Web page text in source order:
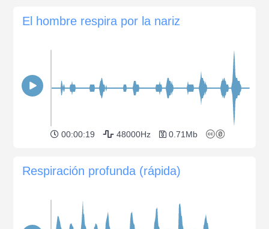
El hombre respira por la nariz
00:00:19 48000Hz 0.71Mb
Respiración profunda (rápida)